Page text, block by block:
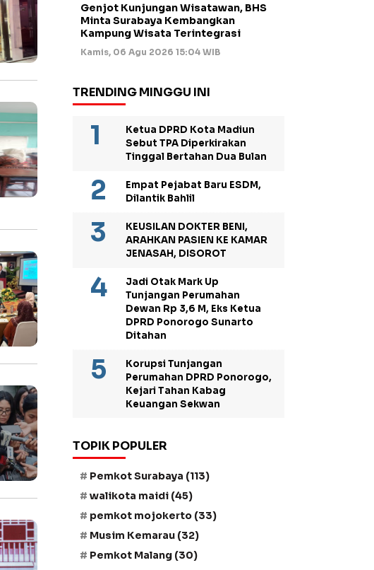
Genjot Kunjungan Wisatawan, BHS
Minta Surabaya Kembangkan
Kampung Wisata Terintegrasi
Kamis, 06 Agu 2026 15:04 WIB
TRENDING MINGGU INI
Ketua DPRD Kota Madiun
Sebut TPA Diperkirakan
Tinggal Bertahan Dua Bulan
Empat Pejabat Baru ESDM,
Dilantik Bahlil
KEUSILAN DOKTER BENI,
ARAHKAN PASIEN KE KAMAR
JENASAH, DISOROT
Jadi Otak Mark Up
Tunjangan Perumahan
Dewan Rp 3,6 M, Eks Ketua
DPRD Ponorogo Sunarto
Ditahan
Korupsi Tunjangan
Perumahan DPRD Ponorogo,
Kejari Tahan Kabag
Keuangan Sekwan
TOPIK POPULER
Pemkot Surabaya (113)
walikota maidi (45)
pemkot mojokerto (33)
Musim Kemarau (32)
Pemkot Malang (30)